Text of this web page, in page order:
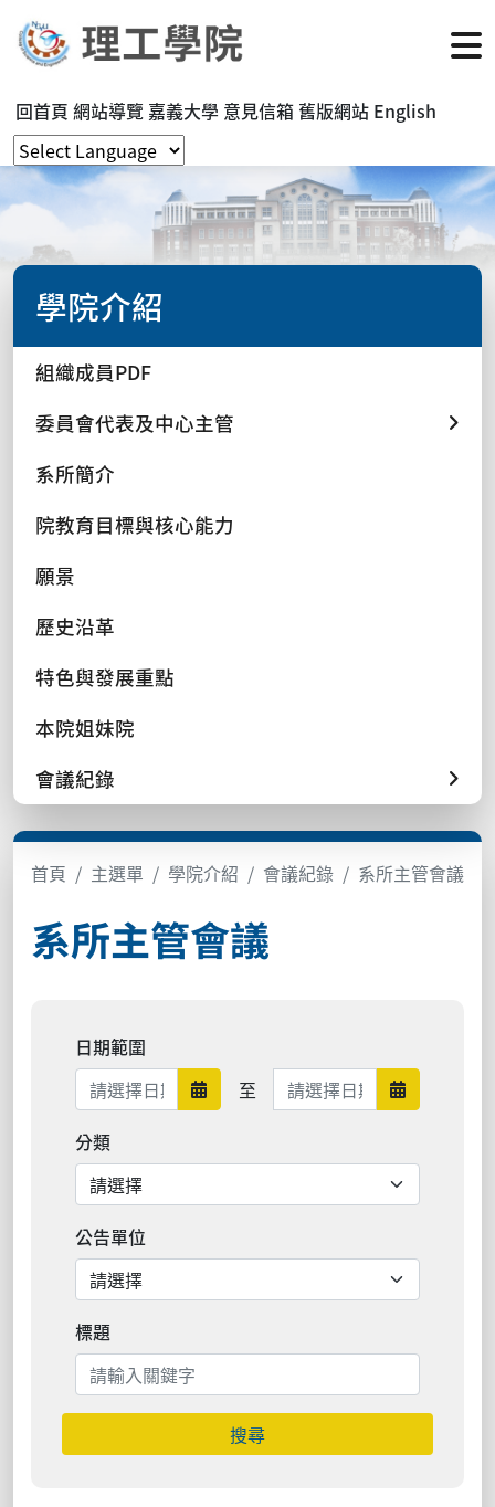
回首頁 網站導覽 嘉義大學 意見信箱 舊版網站 English
學院介紹
組織成員PDF
委員會代表及中心主管
系所簡介
院教育目標與核心能力
願景
歷史沿革
特色與發展重點
本院姐妹院
會議紀錄
首頁 主選單 學院介紹 會議紀錄 系所主管會議
系所主管會議
日期範圍
日期範圍開始
至 日期範圍結束 日期範圍
分類
公告單位
標題
搜尋